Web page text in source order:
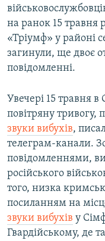
на ранок 15 травня
«Тріумф» у районі
загинули, ще двоє
повідомленні.
Увечері 15 травня в
повітряну тривогу,
звуки вибухів,
телеграм-канали.
повідомленнями,
російського
того, низка
посиланням на
звуки вибухів у
Гвардійському, де